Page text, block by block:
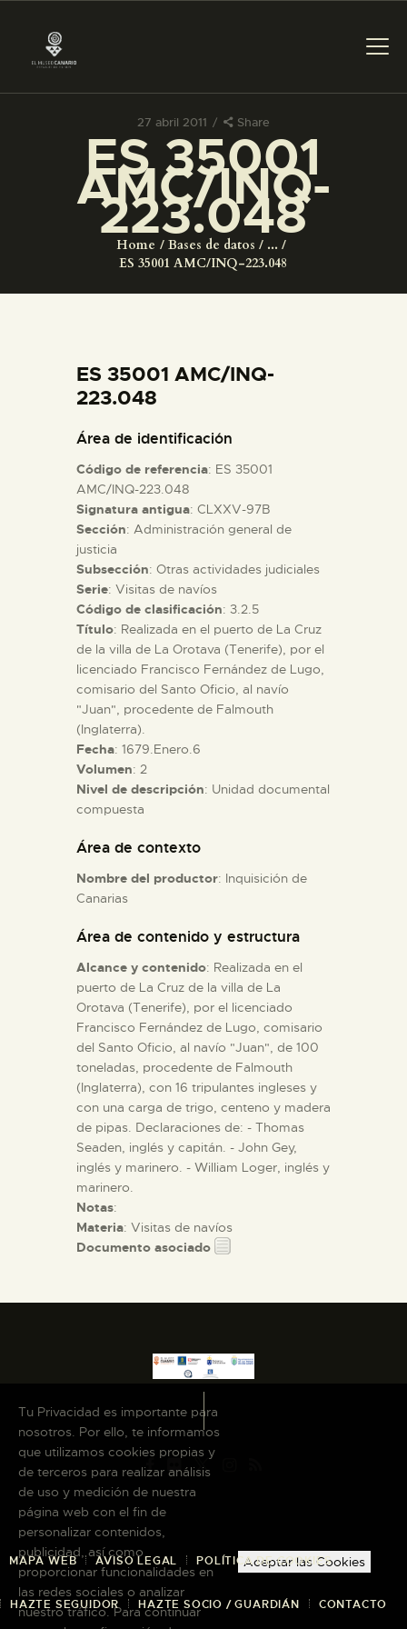
27 abril 2011 Share
ES 35001
AMC/INQ-
223.048
Home Bases de datos
...
ES 35001 AMC/INQ-223.048
PREPARAR LA VISITA
ACTIVIDADES
COLECCIONES
ESPAÑOL
PREPARAR LA VISITA
ACTIVIDADES
█
EL MUSEO
COLECCIONES
DIDÁCTICA
ES 35001 AMC/INQ-
223.048
Área de identificación
Código de referencia: ES 35001
AMC/INQ-223.048
Signatura antigua: CLXXV-97B
Sección: Administración general de
justicia
Subsección: Otras actividades judiciales
Serie: Visitas de navíos
Código de clasificación: 3.2.5
Título: Realizada en el puerto de La Cruz
de la villa de La Orotava (Tenerife), por el
licenciado Francisco Fernández de Lugo,
comisario del Santo Oficio, al navío
"Juan", procedente de Falmouth
(Inglaterra).
Fecha: 1679.Enero.6
Volumen: 2
Nivel de descripción: Unidad documental
compuesta
Área de contexto
Nombre del productor: Inquisición de
Canarias
Área de contenido y estructura
Alcance y contenido: Realizada en el
puerto de La Cruz de la villa de La
Orotava (Tenerife), por el licenciado
Francisco Fernández de Lugo, comisario
del Santo Oficio, al navío "Juan", de 100
toneladas, procedente de Falmouth
(Inglaterra), con 16 tripulantes ingleses y
con una carga de trigo, centeno y madera
de pipas. Declaraciones de: - Thomas
Seaden, inglés y capitán. - John Gey,
inglés y marinero. - William Loger, inglés y
marinero.
Notas:
Materia: Visitas de navíos
Documento asociado
MAPA WEB AVISO LEGAL POLÍTICA DE COOKIES
HAZTE SEGUIDOR HAZTE SOCIO / GUARDIÁN CONTACTO
Tu Privacidad es importante para
nosotros. Por ello, te informamos
que utilizamos cookies propias y
de terceros para realizar análisis
de uso y medición de nuestra
página web con el fin de
personalizar contenidos,
publicidad, así como
proporcionar funcionalidades en
las redes sociales o analizar
nuestro tráfico. Para continuar
Aceptar las Cookies